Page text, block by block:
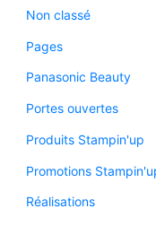
Non classé
Pages
Panasonic Beauty
Portes ouvertes
Produits Stampin'up
Promotions
Réalisations